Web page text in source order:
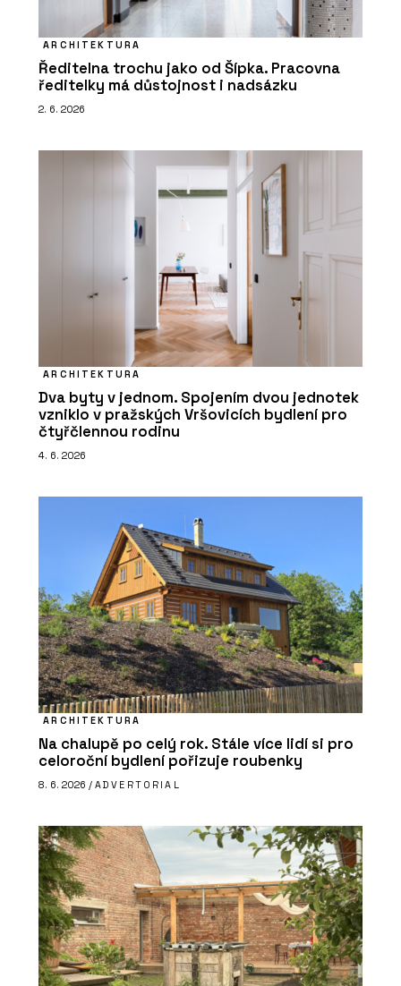
ARCHITEKTURA
Ředitelna trochu jako od Šípka. Pracovna
ředitelky má důstojnost i nadsázku
2. 6. 2026
ARCHITEKTURA
Dva byty v jednom. Spojením dvou jednotek
vzniklo v pražských Vršovicích bydlení pro
čtyřčlennou rodinu
4. 6. 2026
ARCHITEKTURA
Na chalupě po celý rok. Stále více lidí si pro
celoroční bydlení pořizuje roubenky
8. 6. 2026 / ADVERTORIAL